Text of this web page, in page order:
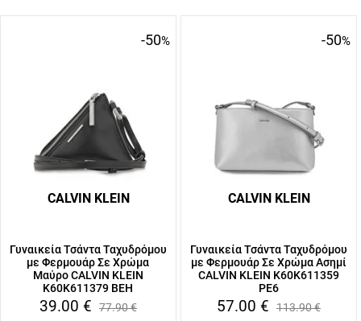
-50%
CALVIN KLEIN
Γυναικεία Τσάντα Ταχυδρόμου
με Φερμουάρ Σε Χρώμα
Μαύρο CALVIN KLEIN
K60K611379 BEH
39.00 € 77.90€
-50%
CALVIN KLEIN
Γυναικεία Τσάντα Ταχυδρόμου
με Φερμουάρ Σε Χρώμα Ασημί
CALVIN KLEIN K60K611359
PE6
57.00 € 113.90€